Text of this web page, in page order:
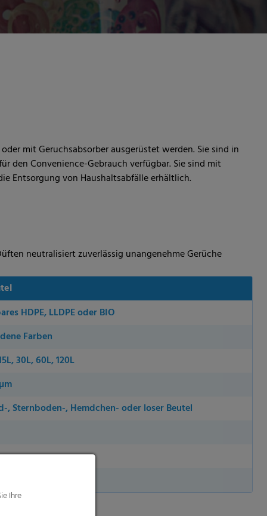
mit Geruchsabsorber ausgerüstet werden. Sie sind in
den Convenience-Gebrauch verfügbar. Sie sind mit
Entsorgung von Haushaltsabfälle erhältlich.
neutralisiert zuverlässig unangenehme Gerüche
HDPE, LLDPE oder BIO
Farben
30L, 60L, 120L
, Sternboden-, Hemdchen- oder loser Beutel
Ihre